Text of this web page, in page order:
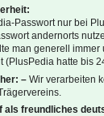
Passwort nur bei
andernorts
man generell
(PlusPedia hatte bis
– Wir verarbeiten
als freundliches